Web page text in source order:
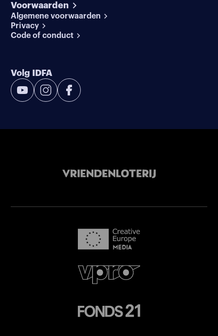
Voorwaarden
Algemene voorwaarden
Privacy
Code of conduct
Volg IDFA